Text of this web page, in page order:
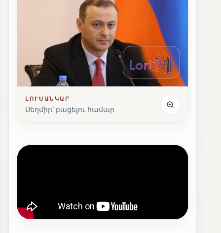
ԼՈՒՍԱՆԿԱՐ
Սեղմիր՝ բացելու համար